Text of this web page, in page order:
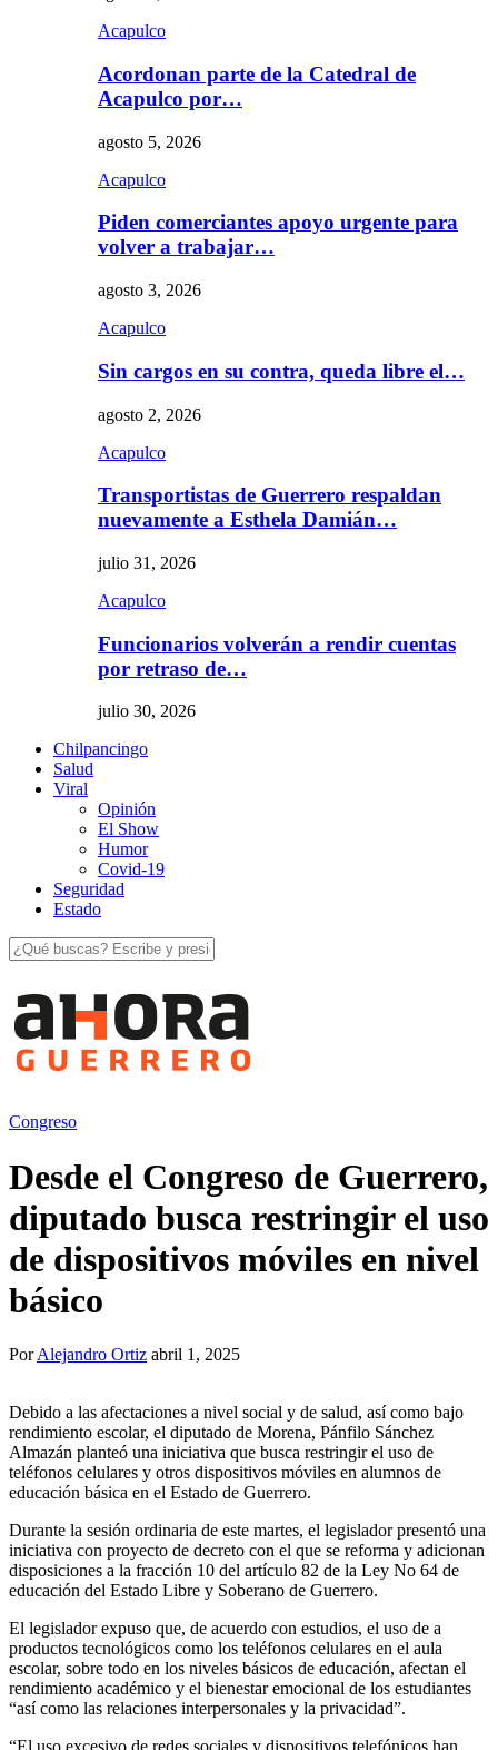
Acapulco
Acordonan parte de la Catedral de
Acapulco por…
agosto 5, 2026
Acapulco
Piden comerciantes apoyo urgente para
volver a trabajar…
agosto 3, 2026
Acapulco
Sin cargos en su contra, queda libre el…
agosto 2, 2026
Acapulco
Transportistas de Guerrero respaldan
nuevamente a Esthela Damián…
julio 31, 2026
Acapulco
Funcionarios volverán a rendir cuentas
por retraso de…
julio 30, 2026
Chilpancingo
Salud
Viral
Opinión
El Show
Humor
Covid-19
Seguridad
Estado
Congreso
Desde el Congreso de Guerrero,
diputado busca restringir el uso
de dispositivos móviles en nivel
básico
PorAlejandro Ortiz abril 1, 2025
Debido a las afectaciones a nivel social y de salud, así como bajo
rendimiento escolar, el diputado de Morena, Pánfilo Sánchez
Almazán planteó una iniciativa que busca restringir el uso de
teléfonos celulares y otros dispositivos móviles en alumnos de
educación básica en el Estado de Guerrero.
Durante la sesión ordinaria de este martes, el legislador presentó una
iniciativa con proyecto de decreto con el que se reforma y adicionan
disposiciones a la fracción 10 del artículo 82 de la Ley No 64 de
educación del Estado Libre y Soberano de Guerrero.
El legislador expuso que, de acuerdo con estudios, el uso de a
productos tecnológicos como los teléfonos celulares en el aula
escolar, sobre todo en los niveles básicos de educación, afectan el
rendimiento académico y el bienestar emocional de los estudiantes
“así como las relaciones interpersonales y la privacidad”.
“El uso excesivo de redes sociales y dispositivos telefónicos han